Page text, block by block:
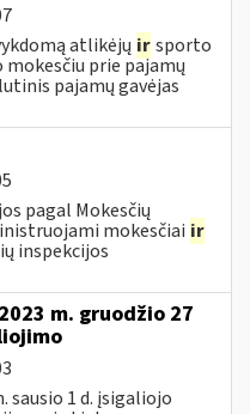
atlikėjų irsporto
prie pajamų
pajamų gavėjas
pagal Mokesčių
mokesčiai ir
inspekcijos
m. gruodžio 27
sausio 1 d. įsigaliojo